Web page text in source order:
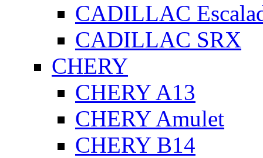
CADILLAC
CADILLAC SRX
CHERY
CHERY A13
CHERY Amulet
CHERY B14